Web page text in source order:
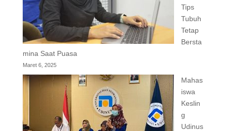
Tips
Tubuh
Tetap
Bersta
mina Saat Puasa
Maret 6, 2025
Mahas
iswa
Keslin
g
Udinus